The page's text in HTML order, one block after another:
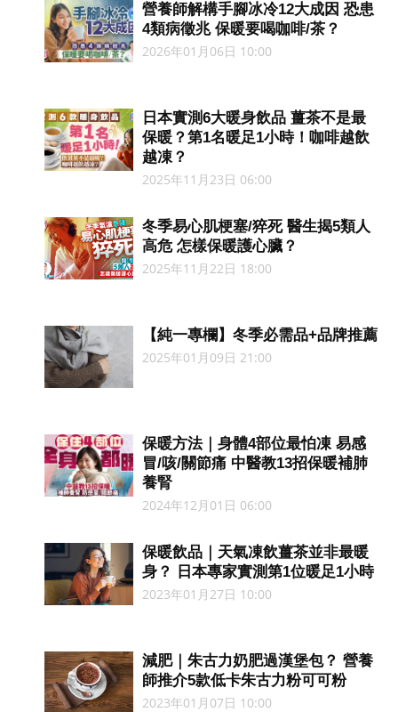
營養師解構手腳冰冷12大成因 恐患
4類病徵兆 保暖要喝咖啡/茶？
2026年01月06日 10:00
日本實測6大暖身飲品 薑茶不是最
保暖？第1名暖足1小時！咖啡越飲
越凍？
2025年11月23日 06:00
冬季易心肌梗塞/猝死 醫生揭5類人
高危 怎樣保暖護心臟？
2025年11月22日 18:00
【純一專欄】冬季必需品+品牌推薦
2025年01月09日 21:00
保暖方法｜身體4部位最怕凍 易感
冒/咳/關節痛 中醫教13招保暖補肺
養腎
2024年12月01日 06:00
保暖飲品｜天氣凍飲薑茶並非最暖
身？ 日本專家實測第1位暖足1小時
2023年01月27日 10:00
減肥｜朱古力奶肥過漢堡包？ 營養
師推介5款低卡朱古力粉可可粉
2023年01月07日 10:00